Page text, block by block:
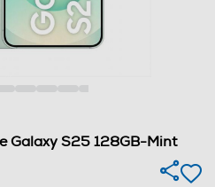
Galaxy S25 128GB-Mint